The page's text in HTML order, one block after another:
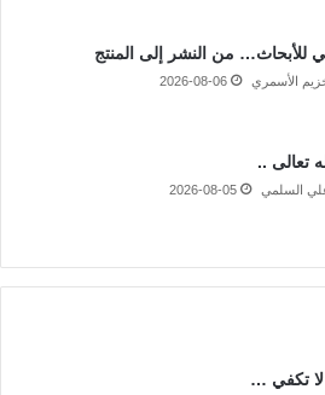
للأبحاث… من النشر إلى المنتج
الأسمري 2026-08-06
تعالى ..
السلمي 2026-08-05
لا تكفي …